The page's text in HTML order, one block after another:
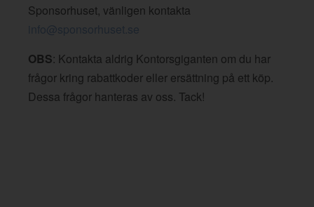
Sponsorhuset, vänligen kontakta
info@sponsorhuset.se
OBS: Kontakta aldrig Kontorsgiganten om du har
frågor kring rabattkoder eller ersättning på ett köp.
Dessa frågor hanteras av oss. Tack!